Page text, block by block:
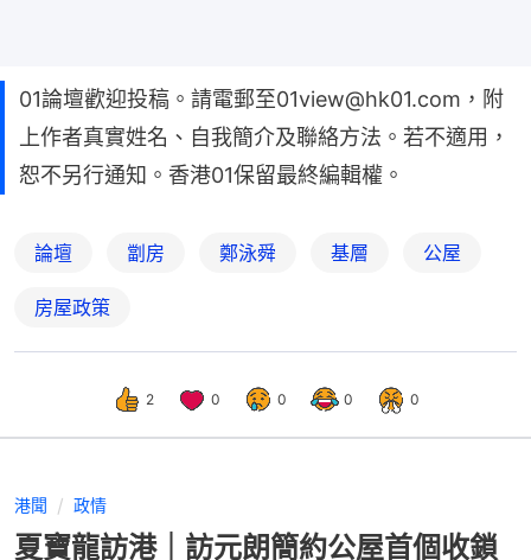
01論壇歡迎投稿。請電郵至01view@hk01.com，附
上作者真實姓名、自我簡介及聯絡方法。若不適用，
恕不另行通知。香港01保留最終編輯權。
論壇 劏房 鄭泳舜 基層 公屋
房屋政策
2 0 0 0 0
港聞 政情
夏寶龍訪港｜訪元朗簡約公屋首個收鎖